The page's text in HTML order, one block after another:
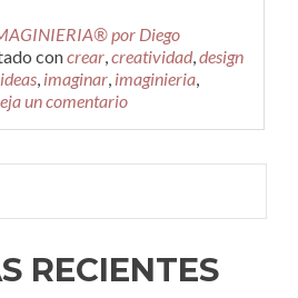
por Diego
concrear,creatividad,design
ideas, imaginar, imaginieria,
un comentario
RECIENTES